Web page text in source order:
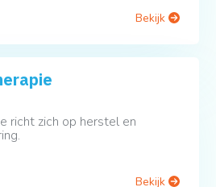
Bekijk
richt zich op herstel en
Bekijk